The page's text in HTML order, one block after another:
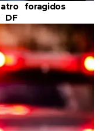
foragidos
DF